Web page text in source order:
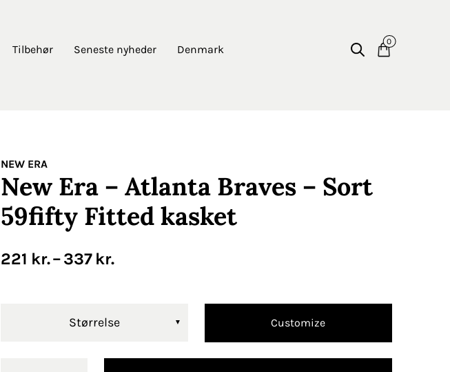
Tilbehør Seneste nyheder Denmark
0
NEW ERA
New Era – Atlanta Braves – Sort
59fifty Fitted kasket
221 kr.–337 kr.
Størrelse Customize